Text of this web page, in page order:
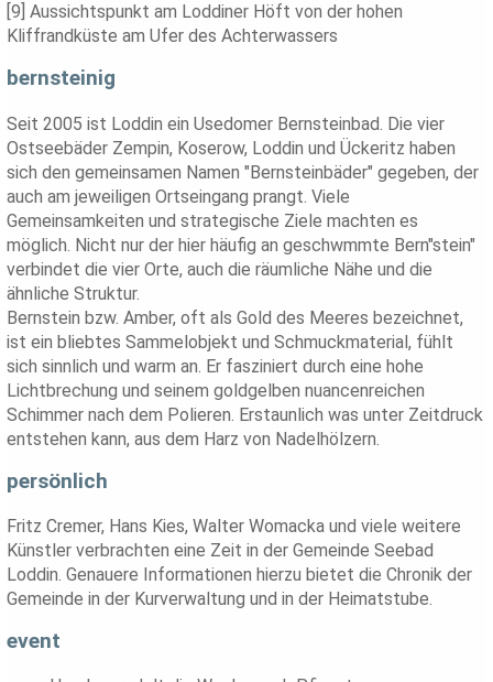
[9] Aussichtspunkt am Loddiner Höft von der hohen
Kliffrandküste am Ufer des Achterwassers
bernsteinig
Seit 2005 ist Loddin ein Usedomer Bernsteinbad. Die vier
Ostseebäder Zempin, Koserow, Loddin und Ückeritz haben
sich den gemeinsamen Namen "Bernsteinbäder" gegeben, der
auch am jeweiligen Ortseingang prangt. Viele
Gemeinsamkeiten und strategische Ziele machten es
möglich. Nicht nur der hier häufig an geschwmmte Bern"stein"
verbindet die vier Orte, auch die räumliche Nähe und die
ähnliche Struktur.
Bernstein bzw. Amber, oft als Gold des Meeres bezeichnet,
ist ein bliebtes Sammelobjekt und Schmuckmaterial, fühlt
sich sinnlich und warm an. Er fasziniert durch eine hohe
Lichtbrechung und seinem goldgelben nuancenreichen
Schimmer nach dem Polieren. Erstaunlich was unter Zeitdruck
entstehen kann, aus dem Harz von Nadelhölzern.
persönlich
Fritz Cremer, Hans Kies, Walter Womacka und viele weitere
Künstler verbrachten eine Zeit in der Gemeinde Seebad
Loddin. Genauere Informationen hierzu bietet die Chronik der
Gemeinde in der Kurverwaltung und in der Heimatstube.
event